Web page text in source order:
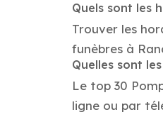
Quels sont les
Trouver les
funèbres à
Quelles sont
Le top 30
ligne ou par